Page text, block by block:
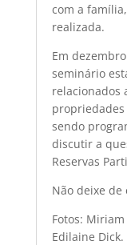
com a
realizada.
Em
seminário
relacionados
sendo
discutir a
Reservas
Não deixe
Fotos:
Edilaine Dick.